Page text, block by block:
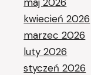
kwiecień 2026
marzec 2026
luty 2026
styczeń 2026